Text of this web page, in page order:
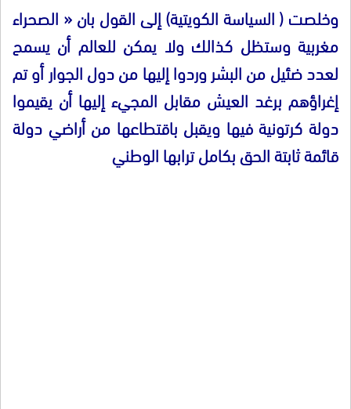
وخلصت(السياسة الكويتية)إلى القول بان«الصحراء
مغربية وستظل كذالك ولا يمكن للعالم أن يسمح
لعدد ضئيل من البشر وردوا إليها من دول الجوار أو تم
إغراؤهم برغد العيش مقابل المجيء إليها أن يقيموا
دولة كرتونية فيها ويقبل باقتطاعها من أراضي دولة
قائمة ثابتة الحق بكامل ترابها الوطني